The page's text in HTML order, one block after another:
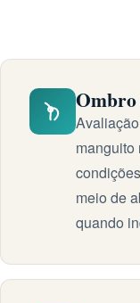
Ombro
manguito
meio de
quando